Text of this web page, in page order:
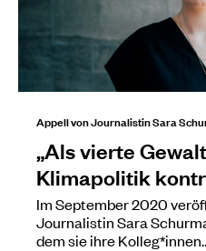
Appell von Journalistin Sara
„Als vierte
Klimapolitik
Im September 2020
Journalistin Sara
dem sie ihre